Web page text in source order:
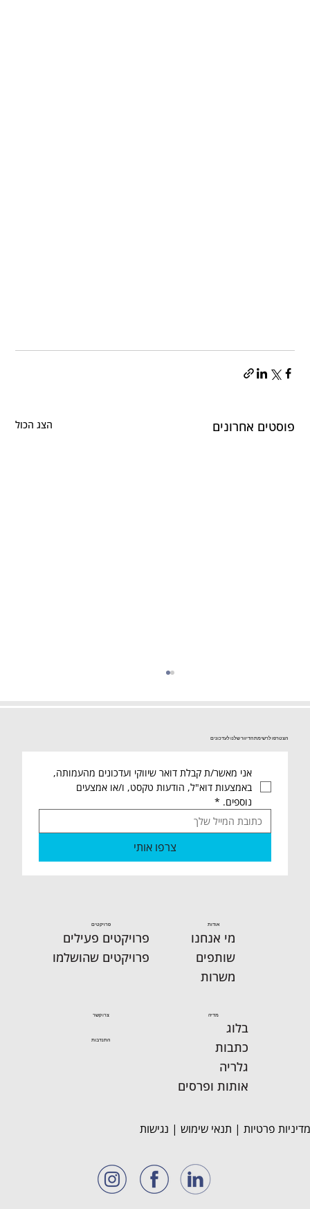
פוסטים אחרונים הצג הכול
5.6.25 שישי שלום🙋‍♂️ סיכום שבועי מחמ"ל
חיילים ומרלו"ג ארצי.
הצטרפו לרשימת הדיוור שלנו לעדכונים
נוספים. *
צרפו אותי
אודות
מי אנחנו
שותפים
משרות
פרויקטים
פרויקטים פעילים
פרויקטים שהושלמו
מדיה
בלוג
כתבות
גלריה
אותות ופרסים
התנדבות
צרו קשר
מדיניות פרטיות | תנאי שימוש | נגישות